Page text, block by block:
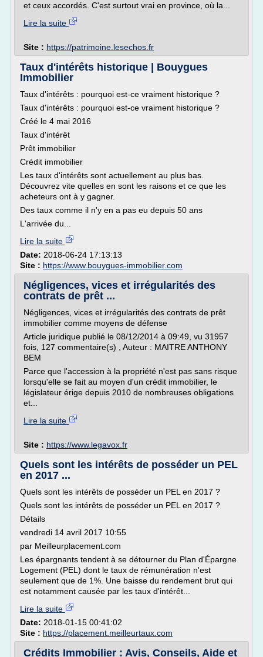
et ceux accordés. C'est surtout vrai en province, où la...
Lire la suite
Site : https://patrimoine.lesechos.fr
Taux d'intérêts historique | Bouygues
Immobilier
Taux d'intérêts : pourquoi est-ce vraiment historique ?
Taux d'intérêts : pourquoi est-ce vraiment historique ?
Créé le 4 mai 2016
Taux d'intérêt
Prêt immobilier
Crédit immobilier
Les taux d'intérêts sont actuellement au plus bas.
Découvrez vite quelles en sont les raisons et ce que les
acheteurs ont à y gagner.
Des taux comme il n'y en a pas eu depuis 50 ans
L'arrivée du...
Lire la suite
Date: 2018-06-24 17:13:13
Site : https://www.bouygues-immobilier.com
Négligences, vices et irrégularités des
contrats de prêt ...
Négligences, vices et irrégularités des contrats de prêt
immobilier comme moyens de défense
Article juridique publié le 08/12/2014 à 09:49, vu 31957
fois, 127 commentaire(s) , Auteur : MAITRE ANTHONY
BEM
Parce que l'accession à la propriété n'est pas sans risque
lorsqu'elle se fait au moyen d'un crédit immobilier, le
législateur érige depuis 2010 de nombreuses obligations
et...
Lire la suite
Site : https://www.legavox.fr
Quels sont les intérêts de posséder un PEL
en 2017 ...
Quels sont les intérêts de posséder un PEL en 2017 ?
Quels sont les intérêts de posséder un PEL en 2017 ?
Détails
vendredi 14 avril 2017 10:55
par Meilleurplacement.com
Les épargnants tendent à se détourner du Plan d'Épargne
Logement (PEL) dont le taux de rémunération n'est
seulement que de 1%. Une baisse du rendement brut qui
est notamment causée par les taux d'intérêt...
Lire la suite
Date: 2018-01-15 00:41:02
Site : https://placement.meilleurtaux.com
Crédits Immobilier : Avis, Conseils, Aide et